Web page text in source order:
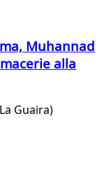
Muhannad
alla
Guaira)